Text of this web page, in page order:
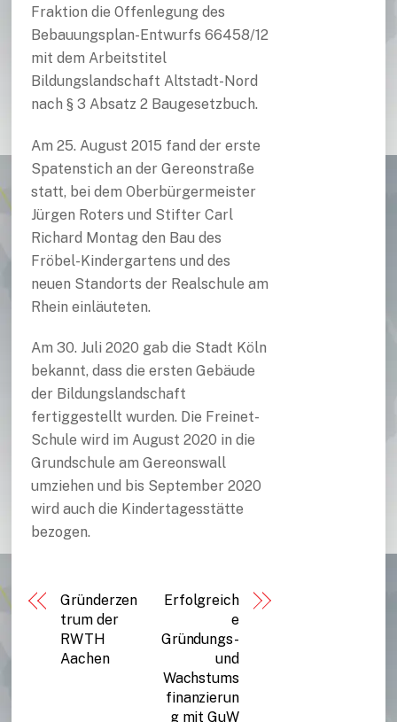
Fraktion die Offenlegung des
Bebauungsplan-Entwurfs 66458/12
mit dem Arbeitstitel
Bildungslandschaft Altstadt-Nord
nach § 3 Absatz 2 Baugesetzbuch.
Am 25. August 2015 fand der erste
Spatenstich an der Gereonstraße
statt, bei dem Oberbürgermeister
Jürgen Roters und Stifter Carl
Richard Montag den Bau des
Fröbel-Kindergartens und des
neuen Standorts der Realschule am
Rhein einläuteten.
Am 30. Juli 2020 gab die Stadt Köln
bekannt, dass die ersten Gebäude
der Bildungslandschaft
fertiggestellt wurden. Die Freinet-
Schule wird im August 2020 in die
Grundschule am Gereonswall
umziehen und bis September 2020
wird auch die Kindertagesstätte
bezogen.
Gründerzen
trum der
RWTH
Aachen
Erfolgreich
e
Gründungs-
und
Wachstums
finanzierun
g mit GuW